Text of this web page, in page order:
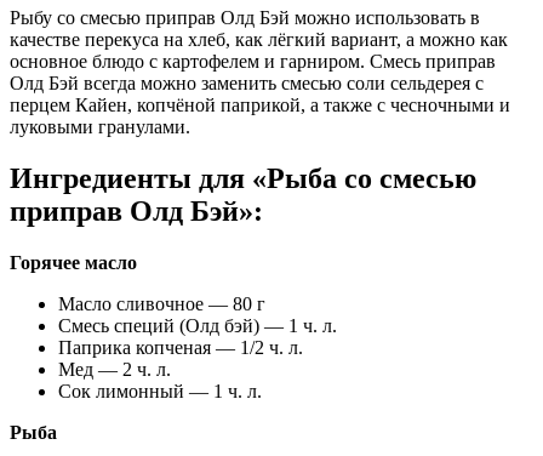
Рыбу со смесью приправ Олд Бэй можно использовать в
качестве перекуса на хлеб, как лёгкий вариант, а можно как
основное блюдо с картофелем и гарниром. Смесь приправ
Олд Бэй всегда можно заменить смесью соли сельдерея с
перцем Кайен, копчёной паприкой, а также с чесночными и
луковыми гранулами.
Ингредиенты для «Рыба со смесью
приправ Олд Бэй»:
Горячее масло
Масло сливочное — 80 г
Смесь специй (Олд бэй) — 1 ч. л.
Паприка копченая — 1/2 ч. л.
Мед — 2 ч. л.
Сок лимонный — 1 ч. л.
Рыба